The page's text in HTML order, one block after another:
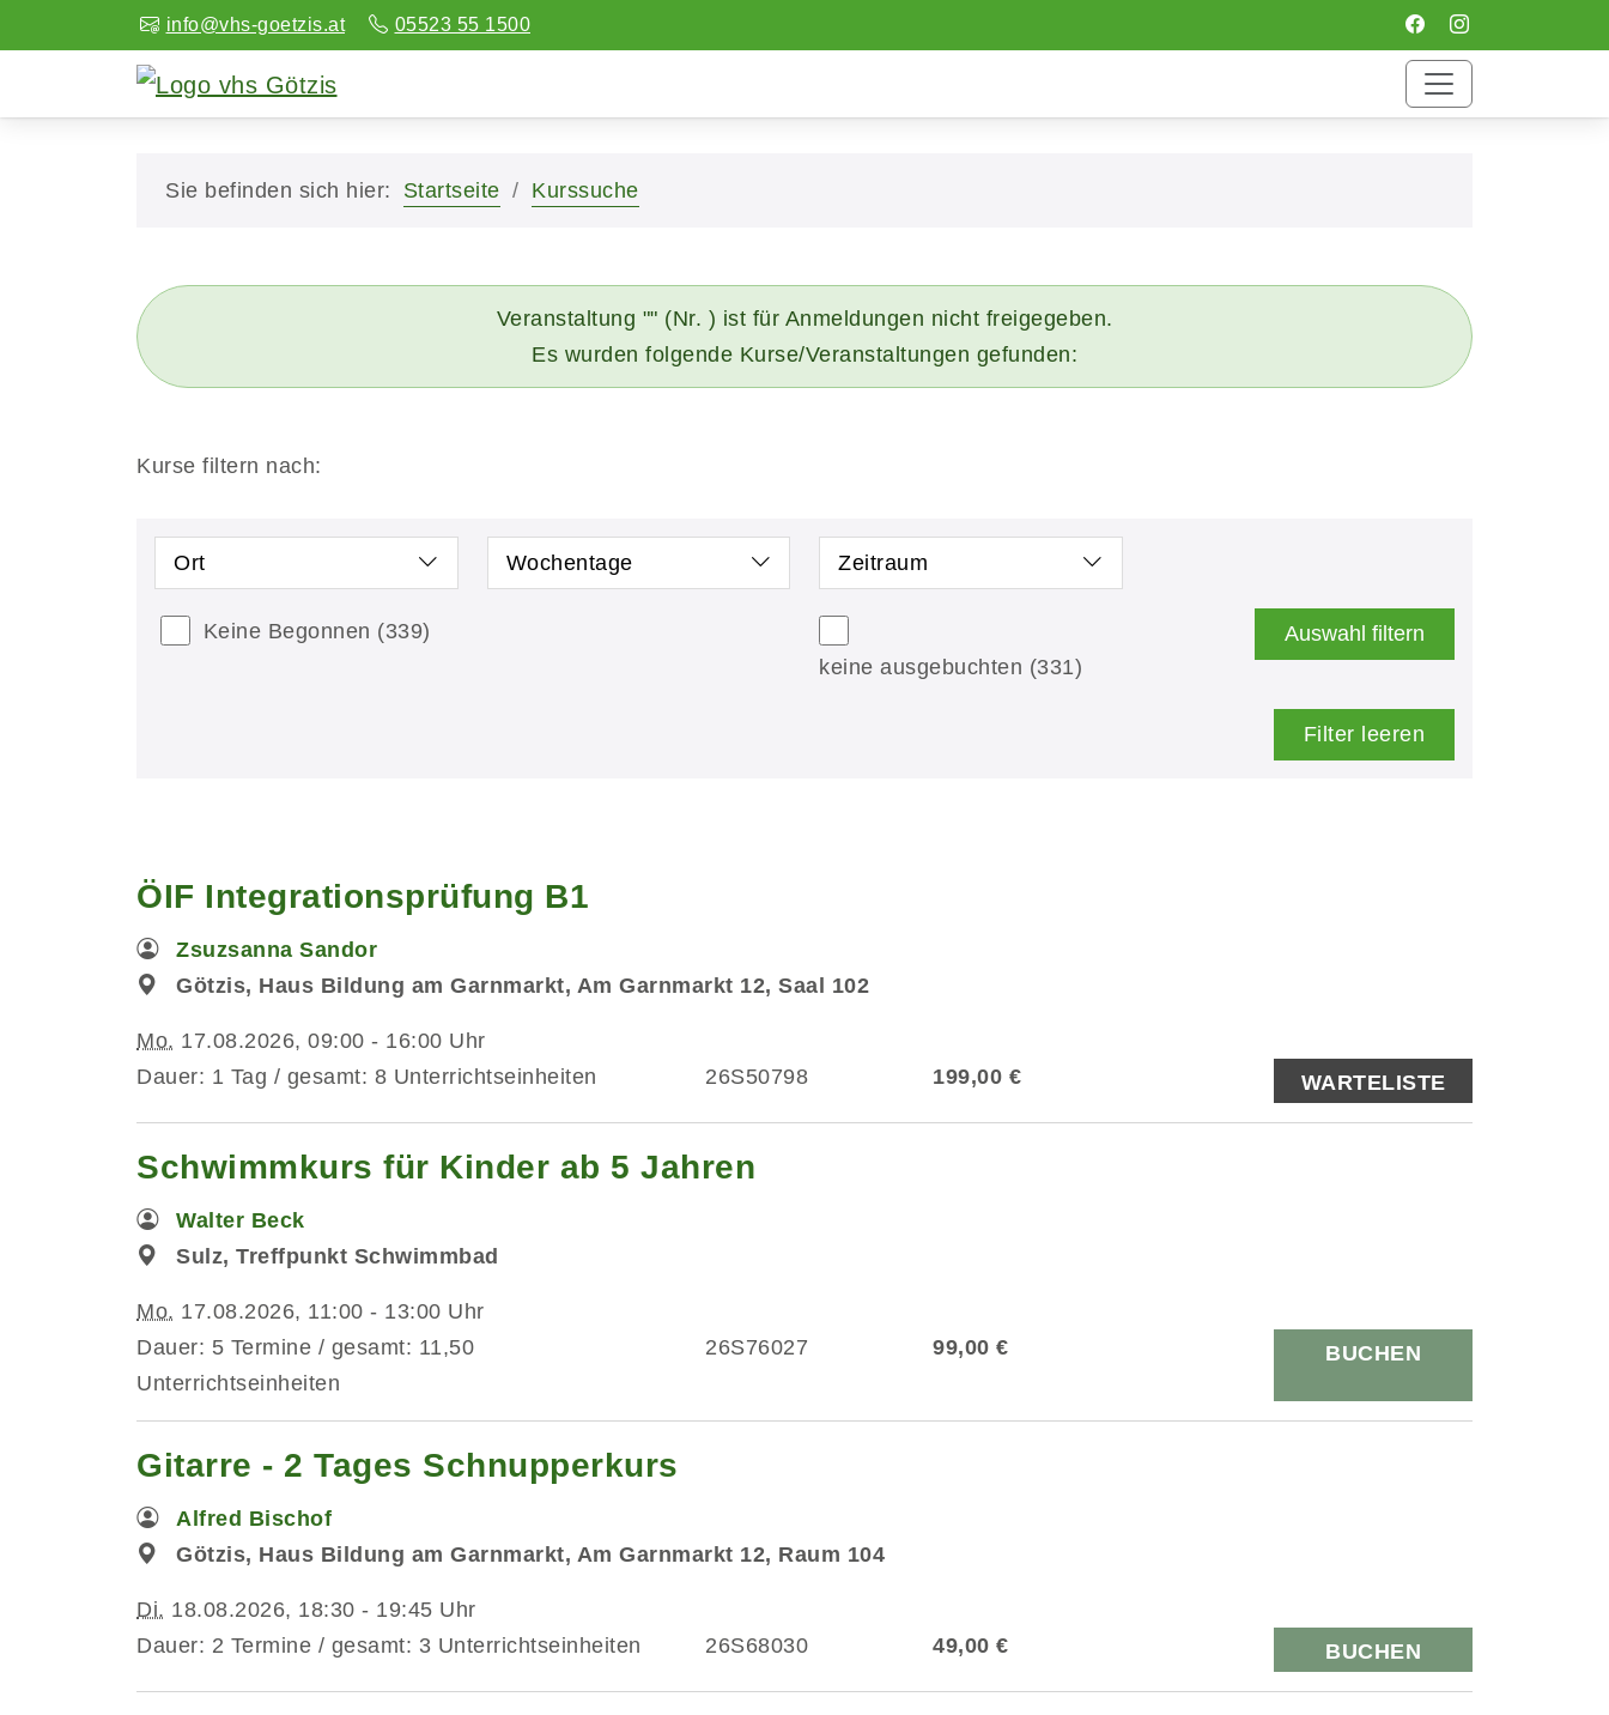
info@vhs-goetzis.at 05523 55 1500
Sie befinden sich hier: Startseite Kurssuche
Veranstaltung "" (Nr. ) ist für Anmeldungen nicht freigegeben.
Es wurden folgende Kurse/Veranstaltungen gefunden:
Kurse filtern nach:
Ort Wochentage Zeitraum
Keine Begonnen (339)
keine ausgebuchten (331)
Auswahl filtern
Filter leeren
ÖIF Integrationsprüfung B1
Zsuzsanna Sandor
Götzis, Haus Bildung am Garnmarkt, Am Garnmarkt 12, Saal 102
Mo. 17.08.2026, 09:00 - 16:00 Uhr
Dauer: 1 Tag / gesamt: 8 Unterrichtseinheiten
26S50798 199,00 € WARTELISTE
Schwimmkurs für Kinder ab 5 Jahren
Walter Beck
Sulz, Treffpunkt Schwimmbad
Mo. 17.08.2026, 11:00 - 13:00 Uhr
Dauer: 5 Termine / gesamt: 11,50
Unterrichtseinheiten
26S76027 99,00 € BUCHEN
Gitarre - 2 Tages Schnupperkurs
Alfred Bischof
Götzis, Haus Bildung am Garnmarkt, Am Garnmarkt 12, Raum 104
Di. 18.08.2026, 18:30 - 19:45 Uhr
Dauer: 2 Termine / gesamt: 3 Unterrichtseinheiten
26S68030 49,00 € BUCHEN